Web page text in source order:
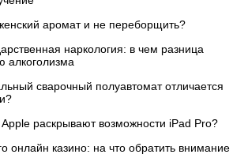
аромат и не переборщить?
наркология: в чем разница
алкоголизма
сварочный полуавтомат отличается
раскрывают возможности iPad Pro?
онлайн казино: на что обратить внимание